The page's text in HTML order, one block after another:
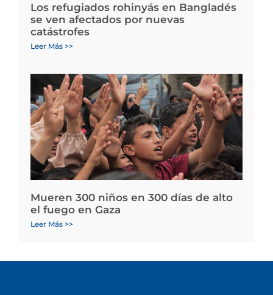
Los refugiados rohinyás en Bangladés
se ven afectados por nuevas
catástrofes
Leer Más >>
Mueren 300 niños en 300 días de alto
el fuego en Gaza
Leer Más >>